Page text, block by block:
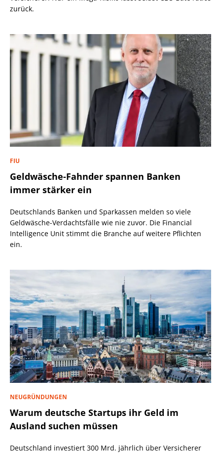
zurück.
FIU
Geldwäsche-Fahnder spannen Banken
immer stärker ein
Deutschlands Banken und Sparkassen melden so viele
Geldwäsche-Verdachtsfälle wie nie zuvor. Die Financial
Intelligence Unit stimmt die Branche auf weitere Pflichten
ein.
NEUGRÜNDUNGEN
Warum deutsche Startups ihr Geld im
Ausland suchen müssen
Deutschland investiert 300 Mrd. jährlich über Versicherer